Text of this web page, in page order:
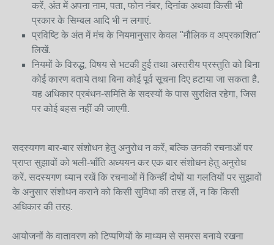
करें, अंत में अपना नाम, पता, फोन नंबर, दिनांक अथवा किसी भी
प्रकार के सिम्बल आदि भी न लगाएं.
प्रविष्टि के अंत में मंच के नियमानुसार केवल "मौलिक व अप्रकाशित"
लिखें.
नियमों के विरुद्ध, विषय से भटकी हुई तथा अस्तरीय प्रस्तुति को बिना
कोई कारण बताये तथा बिना कोई पूर्व सूचना दिए हटाया जा सकता है.
यह अधिकार प्रबंधन-समिति के सदस्यों के पास सुरक्षित रहेगा, जिस
पर कोई बहस नहीं की जाएगी.
सदस्यगण बार-बार संशोधन हेतु अनुरोध न करें, बल्कि उनकी रचनाओं पर
प्राप्त सुझावों को भली-भाँति अध्ययन कर एक बार संशोधन हेतु अनुरोध
करें. सदस्यगण ध्यान रखें कि रचनाओं में किन्हीं दोषों या गलतियों पर सुझावों
के अनुसार संशोधन कराने को किसी सुविधा की तरह लें, न कि किसी
अधिकार की तरह.
आयोजनों के वातावरण को टिप्पणियों के माध्यम से समरस बनाये रखना